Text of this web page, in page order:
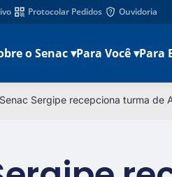
Protocolar Pedidos Ouvidoria
o Senac ▾Para Você ▾Para
Senac Sergipe recepciona turma de